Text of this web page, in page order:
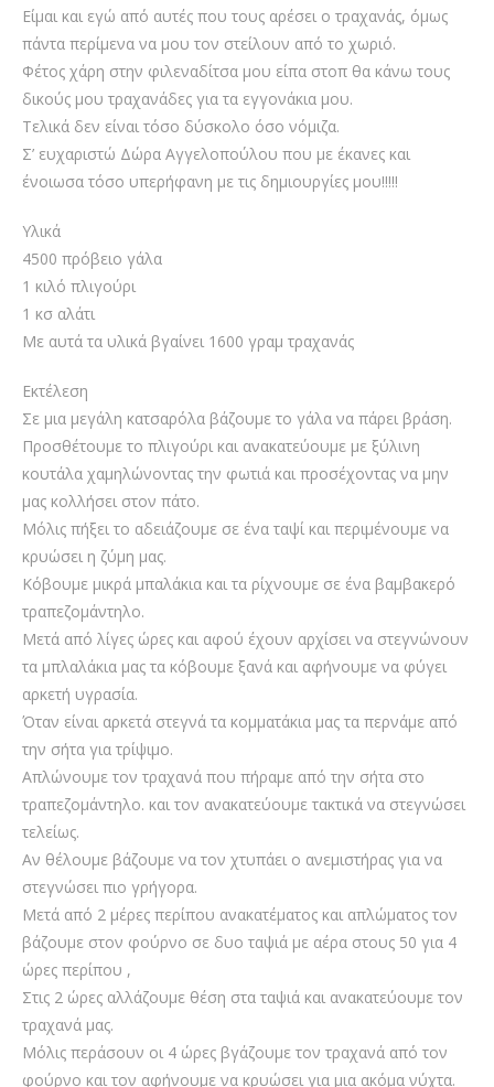
Είμαι και εγώ από αυτές που τους αρέσει ο τραχανάς, όμως
πάντα περίμενα να μου τον στείλουν από το χωριό.
Φέτος χάρη στην φιλεναδίτσα μου είπα στοπ θα κάνω τους
δικούς μου τραχανάδες για τα εγγονάκια μου.
Τελικά δεν είναι τόσο δύσκολο όσο νόμιζα.
Σ’ ευχαριστώ Δώρα Αγγελοπούλου που με έκανες και
ένοιωσα τόσο υπερήφανη με τις δημιουργίες μου!!!!!
Υλικά
4500 πρόβειο γάλα
1 κιλό πλιγούρι
1 κσ αλάτι
Με αυτά τα υλικά βγαίνει 1600 γραμ τραχανάς
Εκτέλεση
Σε μια μεγάλη κατσαρόλα βάζουμε το γάλα να πάρει βράση.
Προσθέτουμε το πλιγούρι και ανακατεύουμε με ξύλινη
κουτάλα χαμηλώνοντας την φωτιά και προσέχοντας να μην
μας κολλήσει στον πάτο.
Μόλις πήξει το αδειάζουμε σε ένα ταψί και περιμένουμε να
κρυώσει η ζύμη μας.
Κόβουμε μικρά μπαλάκια και τα ρίχνουμε σε ένα βαμβακερό
τραπεζομάντηλο.
Μετά από λίγες ώρες και αφού έχουν αρχίσει να στεγνώνουν
τα μπλαλάκια μας τα κόβουμε ξανά και αφήνουμε να φύγει
αρκετή υγρασία.
Όταν είναι αρκετά στεγνά τα κομματάκια μας τα περνάμε από
την σήτα για τρίψιμο.
Απλώνουμε τον τραχανά που πήραμε από την σήτα στο
τραπεζομάντηλο. και τον ανακατεύουμε τακτικά να στεγνώσει
τελείως.
Αν θέλουμε βάζουμε να τον χτυπάει ο ανεμιστήρας για να
στεγνώσει πιο γρήγορα.
Μετά από 2 μέρες περίπου ανακατέματος και απλώματος τον
βάζουμε στον φούρνο σε δυο ταψιά με αέρα στους 50 για 4
ώρες περίπου ,
Στις 2 ώρες αλλάζουμε θέση στα ταψιά και ανακατεύουμε τον
τραχανά μας.
Μόλις περάσουν οι 4 ώρες βγάζουμε τον τραχανά από τον
φούρνο και τον αφήνουμε να κρυώσει για μια ακόμα νύχτα.